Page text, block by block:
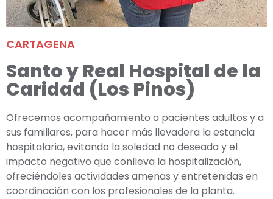
CARTAGENA
Santo y Real Hospital de la
Caridad (Los Pinos)
Ofrecemos acompañamiento a pacientes adultos y a
sus familiares, para hacer más llevadera la estancia
hospitalaria, evitando la soledad no deseada y el
impacto negativo que conlleva la hospitalización,
ofreciéndoles actividades amenas y entretenidas en
coordinación con los profesionales de la planta.